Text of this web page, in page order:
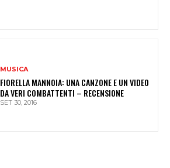
MUSICA
FIORELLA MANNOIA: UNA CANZONE E UN VIDEO
DA VERI COMBATTENTI – RECENSIONE
SET 30, 2016